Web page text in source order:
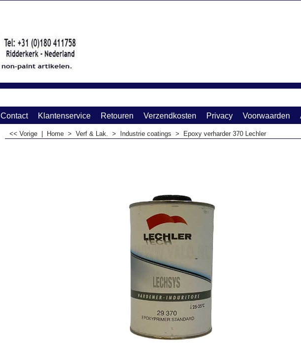
Contact Klantenservice Retouren Verzendkosten Privacy Voorwaarden
<< Vorige Home > Verf & Lak. > Industrie coatings > Epoxy verharder 370 Lechler